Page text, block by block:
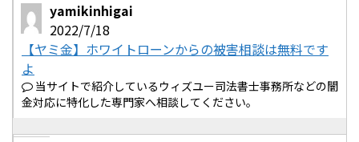
yamikinhigai
2022/7/18
【ヤミ金】ホワイトローンからの被害相談は無料です
よ
当サイトで紹介しているウィズユー司法書士事務所などの闇
金対応に特化した専門家へ相談してください。